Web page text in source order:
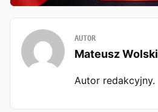
AUTOR
Mateusz Wolski
Autor redakcyjny.